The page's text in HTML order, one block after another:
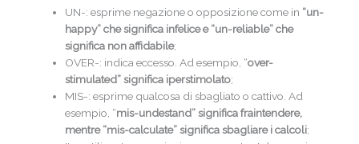
UN-: esprime negazione o opposizione come in “un-
happy” che significa infelice e “un-reliable” che
significa non affidabile;
OVER-: indica eccesso. Ad esempio, “over-
stimulated” significa iperstimolato;
MIS-: esprime qualcosa di sbagliato o cattivo. Ad
esempio, “mis-undestand” significa fraintendere,
mentre “mis-calculate” significa sbagliare i calcoli;